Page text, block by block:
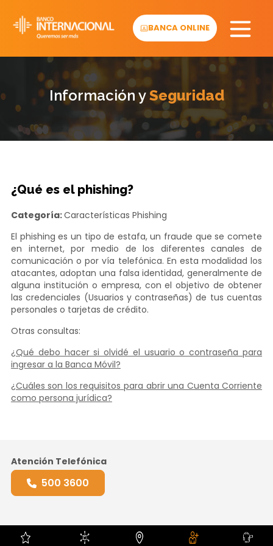
content
BANCA ONLINE
Información ySeguridad
¿Qué es el phishing?
Categoría:Características Phishing
El phishing es un tipo de estafa, un fraude que se comete
en internet, por medio de los diferentes canales de
comunicación o por vía telefónica. En esta modalidad los
atacantes, adoptan una falsa identidad, generalmente de
alguna institución o empresa, con el objetivo de obtener
las credenciales (Usuarios y contraseñas) de tus cuentas
personales o tarjetas de crédito.
Otras consultas:
¿Qué debo hacer si olvidé el usuario o contraseña para
ingresar a la Banca Móvil?
¿Cuáles son los requisitos para abrir una Cuenta Corriente
como persona jurídica?
Atención Telefónica
500 3600